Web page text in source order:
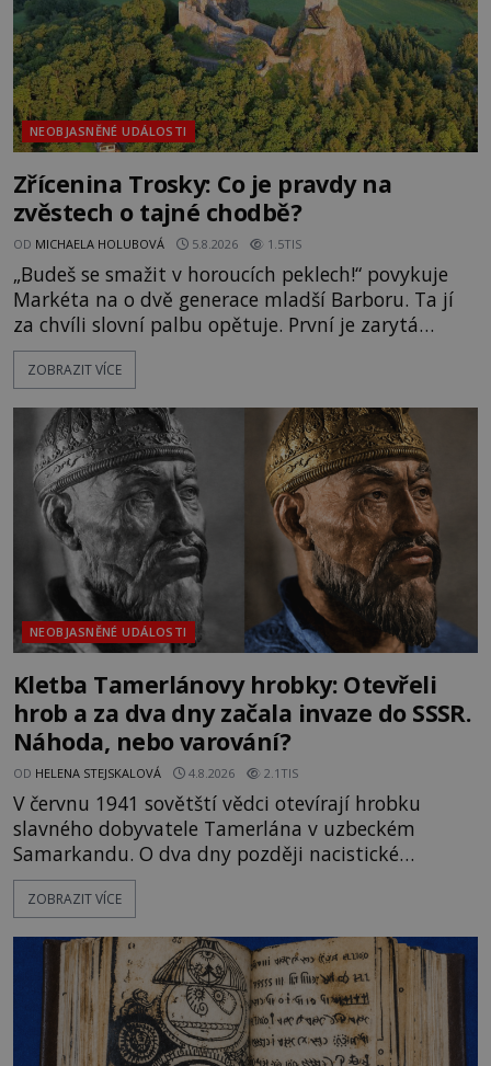
NEOBJASNĚNÉ UDÁLOSTI
Zřícenina Trosky: Co je pravdy na
zvěstech o tajné chodbě?
OD MICHAELA HOLUBOVÁ 5.8.2026 1.5TIS
„Budeš se smažit v horoucích peklech!“ povykuje
Markéta na o dvě generace mladší Barboru. Ta jí
za chvíli slovní palbu opětuje. První je zarytá
katolička, druhá přesvědčená kališnice. A každá z
nich se usídlí na jedné z věží slavného hradu
mezi vůdce protihusitského boje. Za manželku má
skutečně jistou
ZOBRAZIT VÍCE
NEOBJASNĚNÉ UDÁLOSTI
Kletba Tamerlánovy hrobky: Otevřeli
hrob a za dva dny začala invaze do SSSR.
Náhoda, nebo varování?
OD HELENA STEJSKALOVÁ 4.8.2026 2.1TIS
V červnu 1941 sovětští vědci otevírají hrobku
slavného dobyvatele Tamerlána v uzbeckém
Samarkandu. O dva dny později nacistické
Německo zahajuje operaci Barbarossa a napadá
Sovětský svaz. Shoda dat je natolik zarážející, že se
na legendě něco pravdy, nebo jde jen o fascinující
souhru okolností? Když antropolog Michail
Gerasimov (1907-1970) a
ZOBRAZIT VÍCE